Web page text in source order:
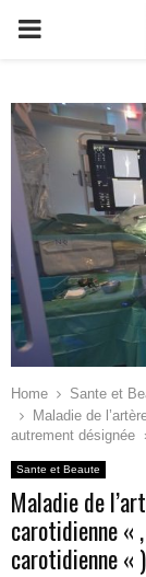
PRIMARY
Home
Sante et
Maladie de
autrement désignée
Sante et Beaute
Maladie de
carotidienne «
carotidienne « )